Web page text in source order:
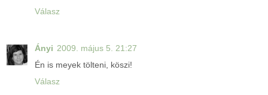
Válasz
Ányi 2009. május 5. 21:27
Én is meyek tölteni, köszi!
Válasz